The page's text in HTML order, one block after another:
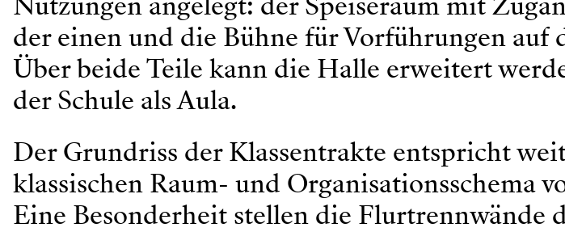
der einen und die Bühne für Vorführungen auf
Über beide Teile kann die Halle erweitert
der Schule als Aula.
Der Grundriss der Klassentrakte entspricht
klassischen Raum- und Organisationsschema
Eine Besonderheit stellen die Flurtrennwände